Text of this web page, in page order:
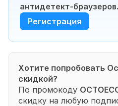
антидетект-браузеров.
Регистрация
Хотите попробовать
скидкой?
По промокоду
скидку на любую